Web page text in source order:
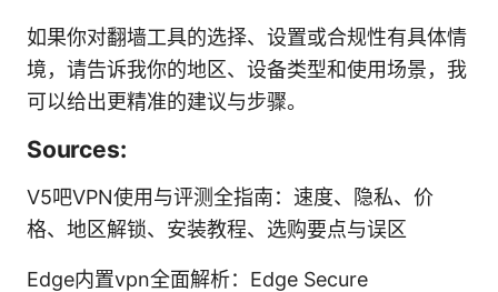
如果你对翻墙工具的选择、设置或合规性有具体情
境，请告诉我你的地区、设备类型和使用场景，我
可以给出更精准的建议与步骤。
Sources:
V5吧VPN使用与评测全指南：速度、隐私、价
格、地区解锁、安装教程、选购要点与误区
Edge内置vpn全面解析：Edge Secure